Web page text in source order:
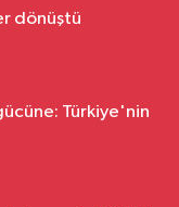
dönüştü
Türkiye'nin